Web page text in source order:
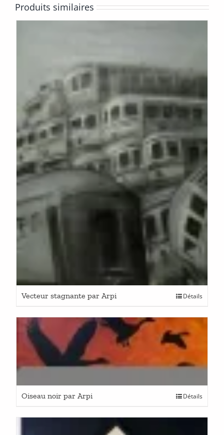
Produits similaires
Vecteur stagnante par Arpi Détails
Oiseau noir par Arpi Détails